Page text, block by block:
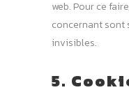
web. Pour ce
concernant sont
invisibles.
5.